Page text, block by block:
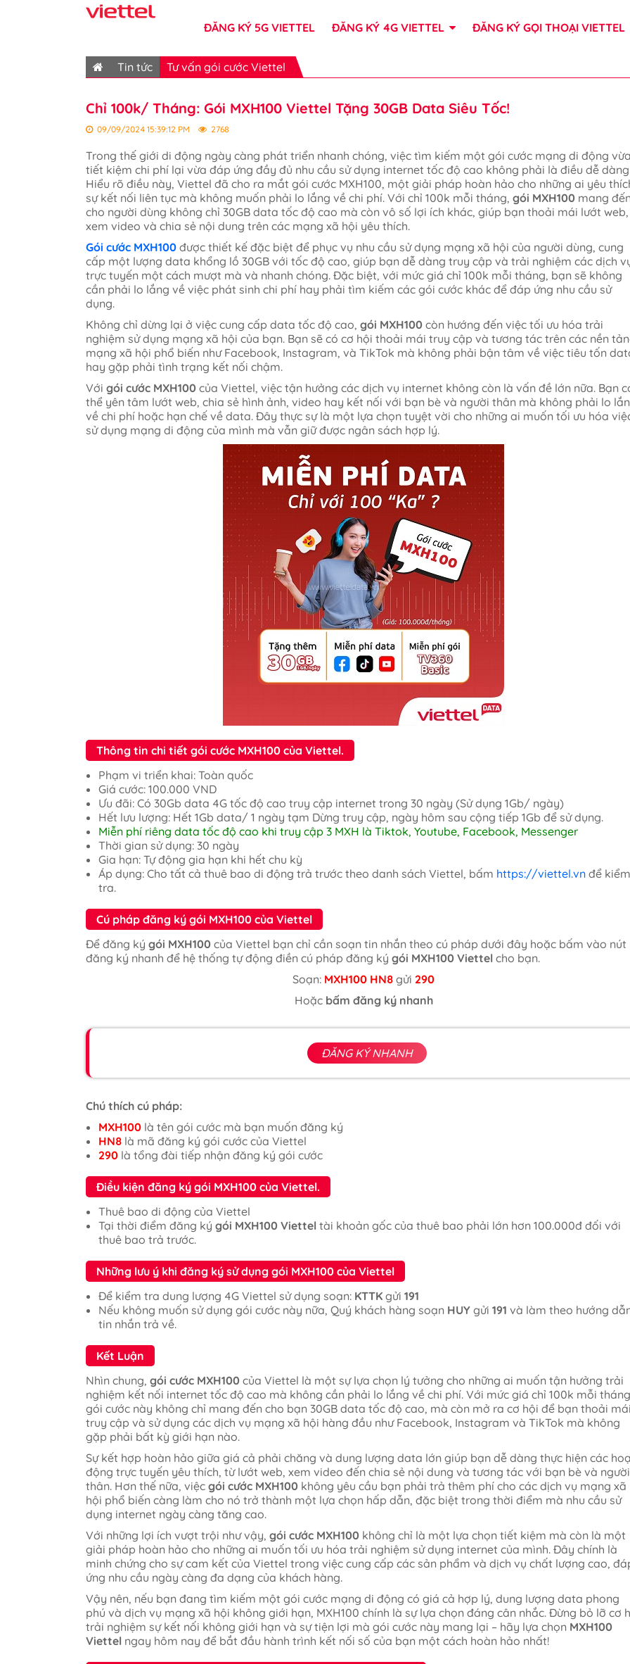
ĐĂNG KÝ 5G VIETTEL ĐĂNG KÝ 4G VIETTEL ĐĂNG KÝ GỌI THOẠI VIETTEL
Tin tức Tư vấn gói cước Viettel
Chỉ 100k/ Tháng: Gói MXH100 Viettel Tặng 30GB Data Siêu Tốc!
09/09/2024 15:39:12 PM 2768
Trong thế giới di động ngày càng phát triển nhanh chóng, việc tìm kiếm một gói cước mạng di động
tiết kiệm chi phí lại vừa đáp ứng đầy đủ nhu cầu sử dụng internet tốc độ cao không phải là điều dễ
Hiểu rõ điều này, Viettel đã cho ra mắt gói cước MXH100, một giải pháp hoàn hảo cho những ai yêu
sự kết nối liên tục mà không muốn phải lo lắng về chi phí. Với chỉ 100k mỗi tháng, gói MXH100 mang
cho người dùng không chỉ 30GB data tốc độ cao mà còn vô số lợi ích khác, giúp bạn thoải mái lướt web,
xem video và chia sẻ nội dung trên các mạng xã hội yêu thích.
Gói cước MXH100 được thiết kế đặc biệt để phục vụ nhu cầu sử dụng mạng xã hội của người dùng, cung
cấp một lượng data khổng lồ 30GB với tốc độ cao, giúp bạn dễ dàng truy cập và trải nghiệm các dịch
trực tuyến một cách mượt mà và nhanh chóng. Đặc biệt, với mức giá chỉ 100k mỗi tháng, bạn sẽ không
cần phải lo lắng về việc phát sinh chi phí hay phải tìm kiếm các gói cước khác để đáp ứng nhu cầu sử
dụng.
Không chỉ dừng lại ở việc cung cấp data tốc độ cao, gói MXH100 còn hướng đến việc tối ưu hóa trải
nghiệm sử dụng mạng xã hội của bạn. Bạn sẽ có cơ hội thoải mái truy cập và tương tác trên các nền
mạng xã hội phổ biến như Facebook, Instagram, và TikTok mà không phải bận tâm về việc tiêu tốn
hay gặp phải tình trạng kết nối chậm.
Với gói cước MXH100 của Viettel, việc tận hưởng các dịch vụ internet không còn là vấn đề lớn nữa. Bạn
thể yên tâm lướt web, chia sẻ hình ảnh, video hay kết nối với bạn bè và người thân mà không phải lo
về chi phí hoặc hạn chế về data. Đây thực sự là một lựa chọn tuyệt vời cho những ai muốn tối ưu hóa
sử dụng mạng di động của mình mà vẫn giữ được ngân sách hợp lý.
Thông tin chi tiết gói cước MXH100 của Viettel.
Phạm vi triển khai: Toàn quốc
Giá cước: 100.000 VND
Ưu đãi: Có 30Gb data 4G tốc độ cao truy cập internet trong 30 ngày (Sử dụng 1Gb/ ngày)
Hết lưu lượng: Hết 1Gb data/ 1 ngày tạm Dừng truy cập, ngày hôm sau cộng tiếp 1Gb để sử dụng.
Miễn phí riêng data tốc độ cao khi truy cập 3 MXH là Tiktok, Youtube, Facebook, Messenger
Thời gian sử dụng: 30 ngày
Gia hạn: Tự động gia hạn khi hết chu kỳ
Áp dụng: Cho tất cả thuê bao di động trả trước theo danh sách Viettel, bấm https://viettel.vn để kiểm
tra.
Cú pháp đăng ký gói MXH100 của Viettel
Để đăng ký gói MXH100 của Viettel bạn chỉ cần soạn tin nhắn theo cú pháp dưới đây hoặc bấm vào nút
đăng ký nhanh để hệ thống tự động điền cú pháp đăng ký gói MXH100 Viettel cho bạn.
Soạn: MXH100 HN8 gửi 290
Hoặc bấm đăng ký nhanh
ĐĂNG KÝ NHANH
Chú thích cú pháp:
MXH100 là tên gói cước mà bạn muốn đăng ký
HN8 là mã đăng ký gói cước của Viettel
290 là tổng đài tiếp nhận đăng ký gói cước
Điều kiện đăng ký gói MXH100 của Viettel.
Thuê bao di động của Viettel
Tại thời điểm đăng ký gói MXH100 Viettel tài khoản gốc của thuê bao phải lớn hơn 100.000đ đối với
thuê bao trả trước.
Những lưu ý khi đăng ký sử dụng gói MXH100 của Viettel
Để kiểm tra dung lượng 4G Viettel sử dụng soạn: KTTK gửi 191
Nếu không muốn sử dụng gói cước này nữa, Quý khách hàng soạn HUY gửi 191 và làm theo hướng
tin nhắn trả về.
Kết Luận
Nhìn chung, gói cước MXH100 của Viettel là một sự lựa chọn lý tưởng cho những ai muốn tận hưởng trải
nghiệm kết nối internet tốc độ cao mà không cần phải lo lắng về chi phí. Với mức giá chỉ 100k mỗi
gói cước này không chỉ mang đến cho bạn 30GB data tốc độ cao, mà còn mở ra cơ hội để bạn thoải
truy cập và sử dụng các dịch vụ mạng xã hội hàng đầu như Facebook, Instagram và TikTok mà không
gặp phải bất kỳ giới hạn nào.
Sự kết hợp hoàn hảo giữa giá cả phải chăng và dung lượng data lớn giúp bạn dễ dàng thực hiện các
động trực tuyến yêu thích, từ lướt web, xem video đến chia sẻ nội dung và tương tác với bạn bè và người
thân. Hơn thế nữa, việc gói cước MXH100 không yêu cầu bạn phải trả thêm phí cho các dịch vụ mạng xã
hội phổ biến càng làm cho nó trở thành một lựa chọn hấp dẫn, đặc biệt trong thời điểm mà nhu cầu sử
dụng internet ngày càng tăng cao.
Với những lợi ích vượt trội như vậy, gói cước MXH100 không chỉ là một lựa chọn tiết kiệm mà còn là một
giải pháp hoàn hảo cho những ai muốn tối ưu hóa trải nghiệm sử dụng internet của mình. Đây chính là
minh chứng cho sự cam kết của Viettel trong việc cung cấp các sản phẩm và dịch vụ chất lượng cao,
ứng nhu cầu ngày càng đa dạng của khách hàng.
Vậy nên, nếu bạn đang tìm kiếm một gói cước mạng di động có giá cả hợp lý, dung lượng data phong
phú và dịch vụ mạng xã hội không giới hạn, MXH100 chính là sự lựa chọn đáng cân nhắc. Đừng bỏ lỡ cơ
trải nghiệm sự kết nối không giới hạn và sự tiện lợi mà gói cước này mang lại – hãy lựa chọn MXH100
Viettel ngay hôm nay để bắt đầu hành trình kết nối số của bạn một cách hoàn hảo nhất!